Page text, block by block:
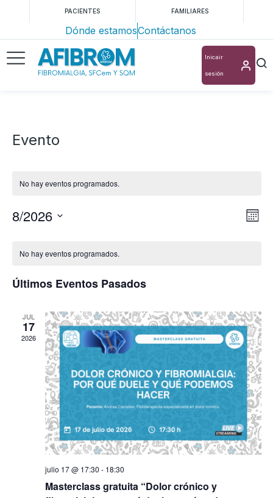
PACIENTES FAMILIARES
Dónde estamosContáctanos
Inicair
sesión
Evento
No hay eventos programados.
Mes
8/2026
Calendario
Eventos
No hay eventos programados.
Últimos Eventos Pasados
JUL
17
2026
julio 17 @ 17:30 - 18:30
Masterclass gratuita “Dolor crónico y